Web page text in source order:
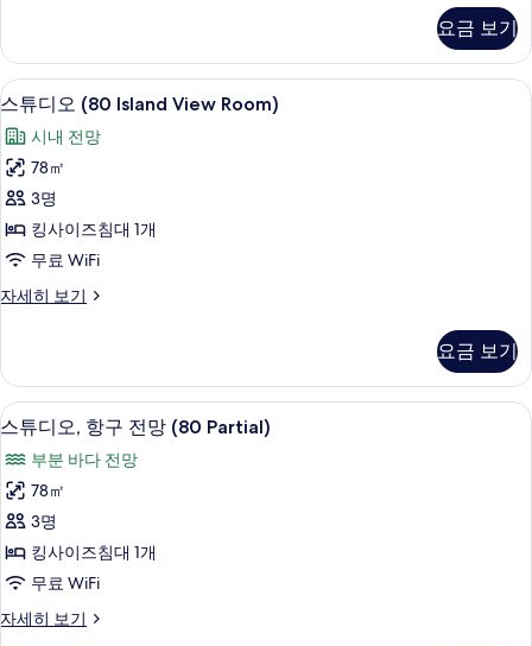
사
진
모
두
보
기
항
구
전
(70)
자
히
보
기
요금 보기
스
튜
디
오
(80
Island
View
Room)
모
두
보
기
스튜디오 (80 Island View Room) | 이
8
스튜디오 (80 Island View Room)
시내 전망
78㎡
3명
킹사이즈침대 1개
무료 WiFi
자세히 보기
스
(80
Island
View
Room)
자
세
보
기
요금 보기
스
디
오,
항
구
전
망
스튜디오, 항구 전망 (80 Partial) | 이
4
스튜디오, 항구 전망 (80 Partial)
부분 바다 전망
78㎡
3명
킹사이즈침대 1개
무료 WiFi
자세히 보기
스